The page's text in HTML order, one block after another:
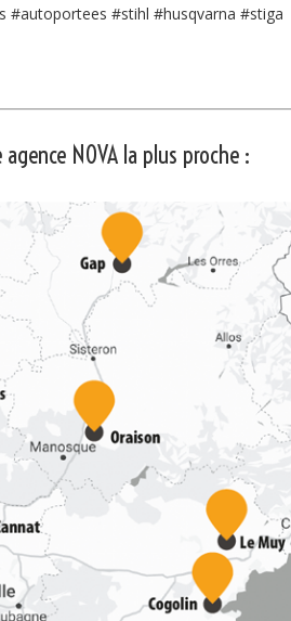
#autoportees#stihl#husqvarna#stiga
NOVA la plus proche :